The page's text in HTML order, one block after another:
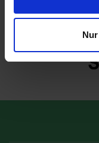
personalisieren,
zu können und die
analysieren.
Verwendung
haben oder die sie